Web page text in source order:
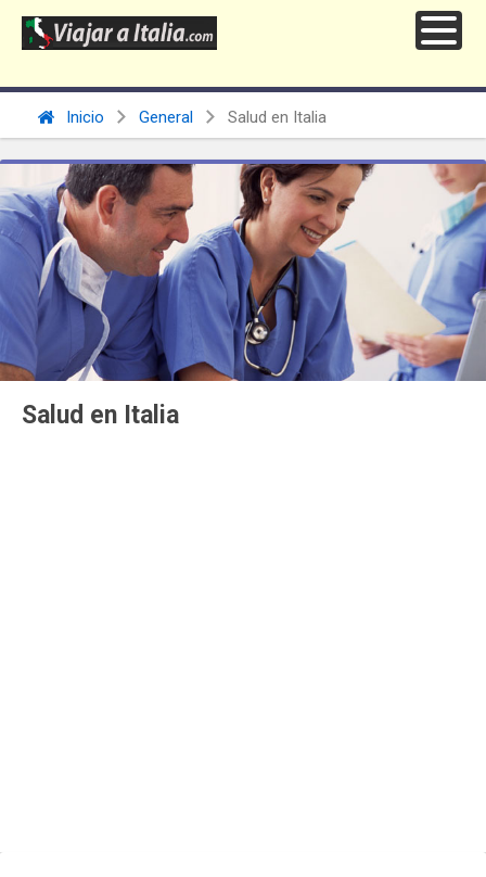
Inicio General Salud en Italia
Salud en Italia